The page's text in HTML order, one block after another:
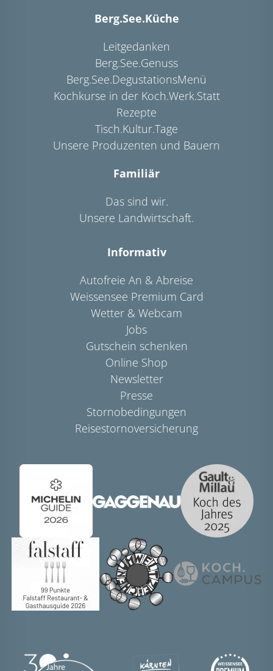
Berg.See.Küche
Leitgedanken
Berg.See.Genuss
Berg.See.DegustationsMenü
Kochkurse in der Koch.Werk.Statt
Rezepte
Tisch.Kultur.Tage
Unsere Produzenten und Bauern
Familiär
Das sind wir.
Unsere Landwirtschaft.
Informativ
Autofreie An & Abreise
Weissensee Premium Card
Wetter & Webcam
Jobs
Gutschein schenken
Online Shop
Newsletter
Presse
Stornobedingungen
Reisestornoversicherung